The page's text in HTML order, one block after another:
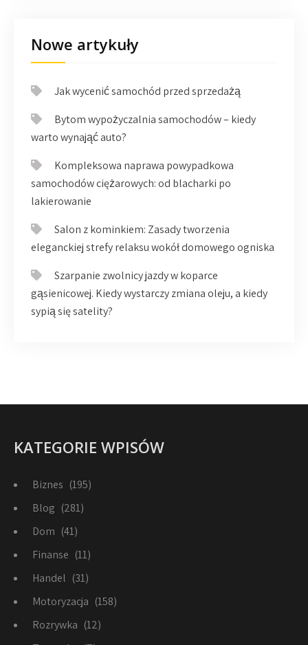
Nowe artykuły
Jak wycenić samochód przed sprzedażą
Bytom wypożyczalnia samochodów – kiedy
warto wynająć auto?
Kompleksowa naprawa powypadkowa
samochodów ciężarowych: od blacharki po
lakierowanie
Salon z kominkiem: Zasady tworzenia
eleganckiej strefy relaksu wokół domowego ogniska
Szarpanie zwolnicy jazdy w koparce
gąsienicowej. Kiedy wystarczy zmiana oleju, a kiedy
sypią się satelity?
KATEGORIE WPISÓW
Biznes (195)
Blog (281)
Dom (41)
Finanse (11)
Handel (31)
Motoryzacja (158)
Rozrywka (12)